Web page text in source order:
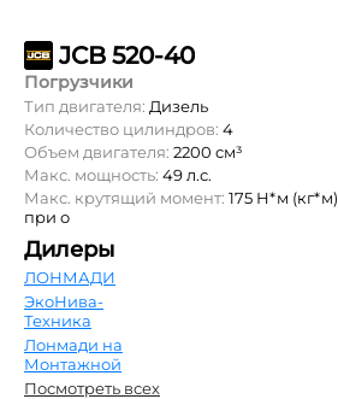
JCB 520-40
Погрузчики
Тип двигателя: Дизель
Количество цилиндров: 4
Объем двигателя: 2200 см³
Макс. мощность: 49 л.с.
Макс. крутящий момент: 175 Н*м (кг*м)
при о
Дилеры
ЛОНМАДИ
ЭкоНива-
Техника
Лонмади на
Монтажной
Посмотреть всех